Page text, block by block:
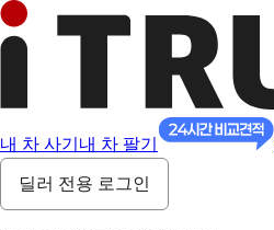
내 차 사기 내 차 팔기
딜러 전용 로그인